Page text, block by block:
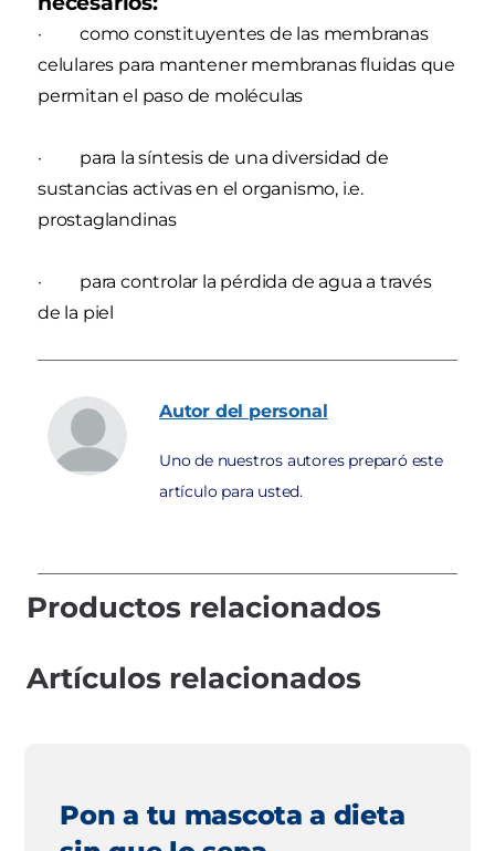
· como constituyentes de las membranas
celulares para mantener membranas fluidas que
permitan el paso de moléculas
· para la síntesis de una diversidad de
sustancias activas en el organismo, i.e.
prostaglandinas
· para controlar la pérdida de agua a través
de la piel
Autor del personal
Uno de nuestros autores preparó este
artículo para usted.
Productos relacionados
Artículos relacionados
Pon a tu mascota a dieta